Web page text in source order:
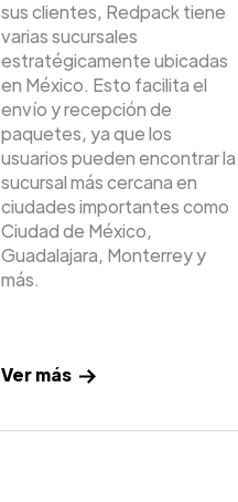
sus clientes, Redpack tiene
varias sucursales
estratégicamente ubicadas
en México. Esto facilita el
envío y recepción de
paquetes, ya que los
usuarios pueden encontrar la
sucursal más cercana en
ciudades importantes como
Ciudad de México,
Guadalajara, Monterrey y
más.
Ver más